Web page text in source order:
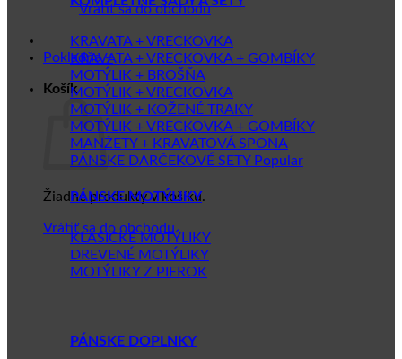
Vrátiť sa do obchodu
Pokladňa +
Košík
Žiadne produkty v košíku.
Vrátiť sa do obchodu
KRAVATA + VRECKOVKA
KRAVATA + VRECKOVKA + GOMBÍKY
MOTÝLIK + BROŠŇA
MOTÝLIK + VRECKOVKA
MOTÝLIK + KOŽENÉ TRAKY
MOTÝLIK + VRECKOVKA + GOMBÍKY
MANŽETY + KRAVATOVÁ SPONA
PÁNSKE DARČEKOVÉ SETY
PÁNSKE MOTÝLIKY
KLASICKÉ MOTÝLIKY
DREVENÉ MOTÝLIKY
MOTÝLIKY Z PIEROK
PÁNSKE DOPLNKY